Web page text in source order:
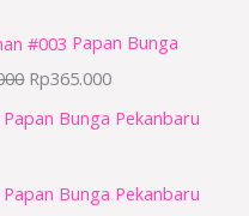
Papan Bunga
Rp365.000
Papan Bunga Pekanbaru
Papan Bunga Pekanbaru